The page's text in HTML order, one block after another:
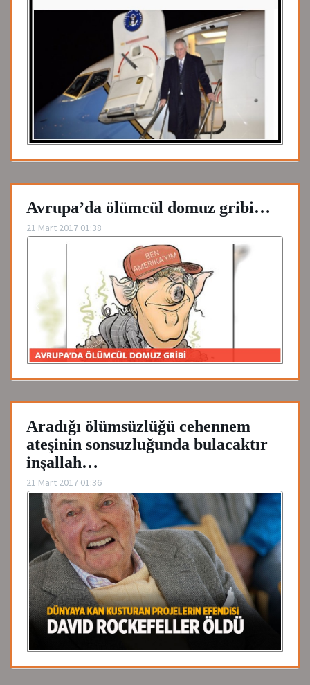
Avrupa’da ölümcül domuz gribi…
21 Mart 2017 01:38
Aradığı ölümsüzlüğü cehennem
ateşinin sonsuzluğunda bulacaktır
inşallah…
21 Mart 2017 01:36